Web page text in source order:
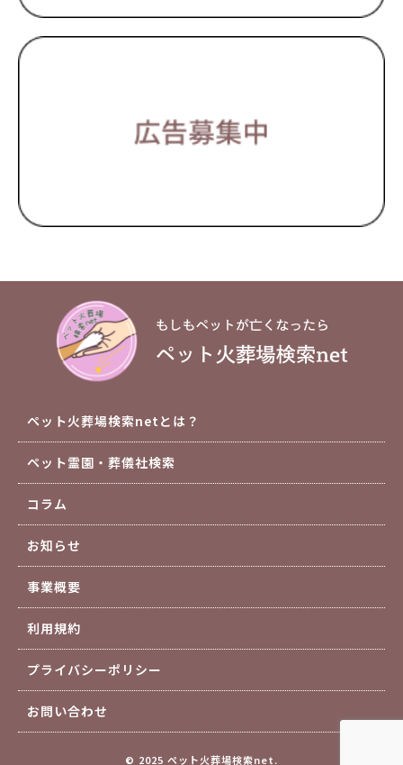
ペット火葬場検索netとは？
ペット霊園・葬儀社検索
コラム
お知らせ
事業概要
利用規約
プライバシーポリシー
お問い合わせ
© 2025 ペット火葬場検索net.